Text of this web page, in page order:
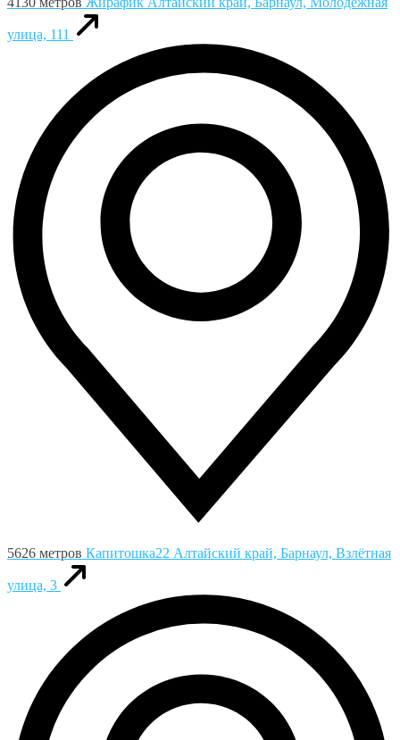
улица, 111
5626 метров Капитошка22 Алтайский край, Барнаул, Взлётная
улица, 3